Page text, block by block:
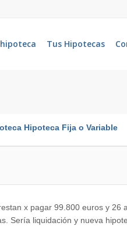
Tus Hipotecas
Hipoteca Fija o Variable
x pagar 99.800 euros y 26
Sería liquidación y nueva